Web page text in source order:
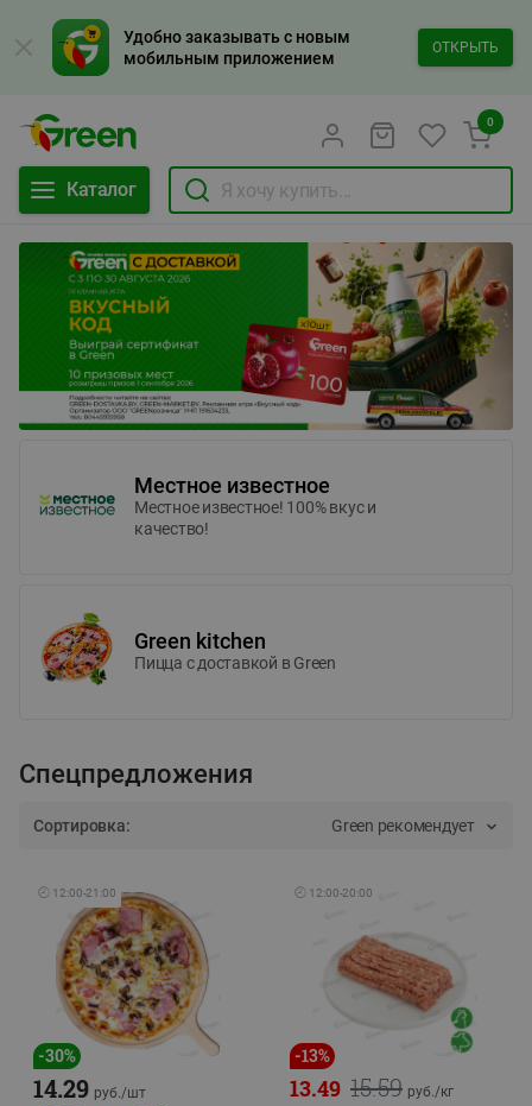
Удобно заказывать с новым
мобильным приложением
ОТКРЫТЬ
Каталог
0
Местное известное
Местное известное! 100% вкус и
качество!
Green kitchen
Пицца c доставкой в Green
Спецпредложения
Сортировка: Green рекомендует
🕘 12:00-21:00
-30%
14.29 руб./шт
🕘 12:00-20:00
-13%
15.59
13.49 руб./кг